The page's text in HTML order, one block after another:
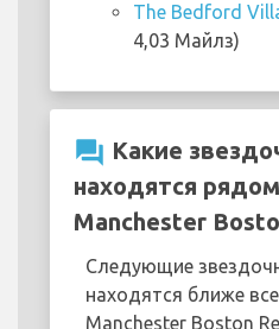
The Bedford
4,03 Майлз)
question_answer Какие
находятся
Manchester
Следующие
находятся ближе
Manchester Boston